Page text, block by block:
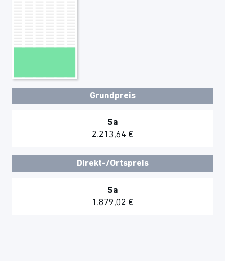
Grundpreis
Sa
2.213,64 €
Direkt-/Ortspreis
Sa
1.879,02 €